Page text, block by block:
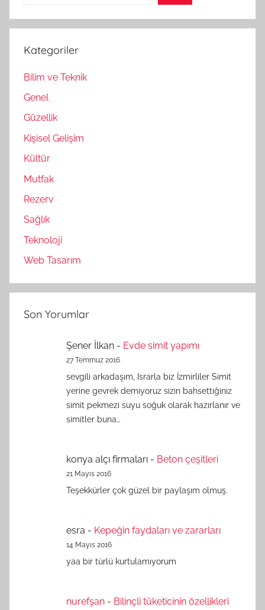
Kategoriler
Bilim ve Teknik
Genel
Güzellik
Kişisel Gelişim
Kültür
Mutfak
Rezerv
Sağlık
Teknoloji
Web Tasarım
Son Yorumlar
Şener İlkan - Evde simit yapımı
27 Temmuz 2016
sevgili arkadaşım, Israrla biz İzmirliler Simit
yerine gevrek demiyoruz sizin bahsettiğiniz
simit pekmezi suyu soğuk olarak hazırlanır ve
simitler buna…
konya alçı firmaları - Beton çeşitleri
21 Mayıs 2016
Teşekkürler çok güzel bir paylaşım olmuş.
esra - Kepeğin faydaları ve zararları
14 Mayıs 2016
yaa bir türlü kurtulamıyorum
nurefşan - Bilinçli tüketicinin özellikleri